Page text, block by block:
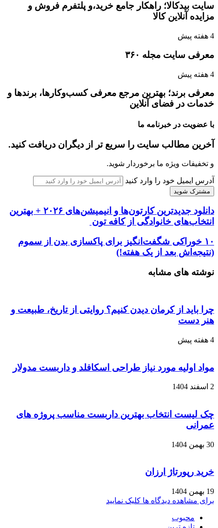
سایت بیدکالا؛ راهکار جامع خرید،و پلتفرم فروش و
مزایده آنلاین کالا
4 هفته پیش
معرفی سایت مجله ۳۶۰
4 هفته پیش
معرفی برند؛ بهترین مرجع معرفی کسب‌وکارها، برندها و
خدمات در فضای آنلاین
با عضویت در خبرنامه ما
آخرین مطالب سایت را سریع تر از دیگران دریافت کنید.
و تخفیفات ویژه ما برخوردار شوید.
آدرس ایمیل خود را وارد کنید
دانلود جدیدترین کارتون‌ها و انیمیشن‌های ۲۰۲۶ + بهترین
انتخاب‌های خانوادگی از کافه تون
۱۰ خوراکی شگفت‌انگیز برای پاکسازی بدن از سموم
(نتیجه‌اش بعد از یک هفته!)
نوشته های مشابه
چرا باید از کرمان دیدن کنیم؟ روایتی از تاریخ، طبیعت و
هنر دست
4 هفته پیش
مواد اولیه مورد نیاز طراحی اسکافلد و داربست مدولار
2 اسفند 1404
چک لیست انتخاب بهترین داربست مناسب پروژه های
عمرانی
30 بهمن 1404
خرید رپورتاژ ارزان
19 بهمن 1404
برای مشاهده دیدگاه ها کلیک نمایید
محبوب